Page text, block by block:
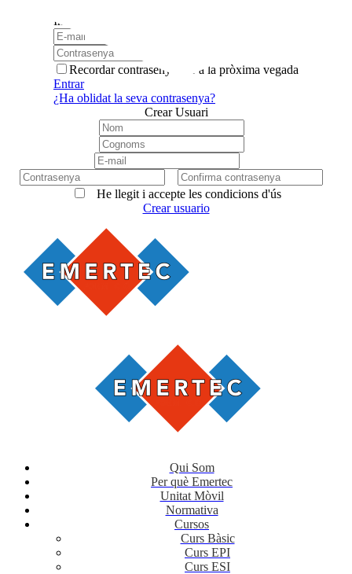
Iniciar sessió
Recordar contrasenya per a la pròxima vegada
Entrar
¿Ha oblidat la seva contrasenya?
Crear Usuari
He llegit i accepte les condicions d'ús
Crear usuario
Qui Som
Per què Emertec
Unitat Mòvil
Normativa
Cursos
Curs Bàsic
Curs EPI
Curs ESI